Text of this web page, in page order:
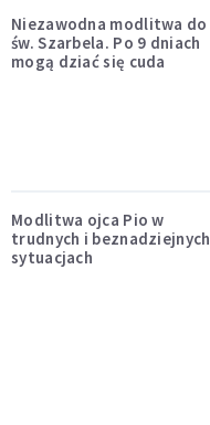
Niezawodna modlitwa do
św. Szarbela. Po 9 dniach
mogą dziać się cuda
Modlitwa ojca Pio w
trudnych i beznadziejnych
sytuacjach